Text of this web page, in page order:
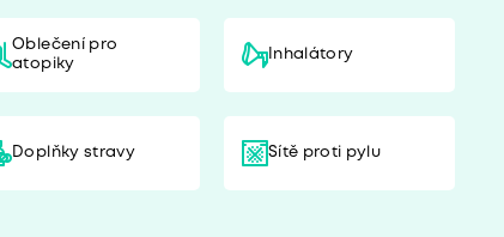
Oblečení pro
atopiky
Inhalátory
Doplňky stravy Sítě proti pylu